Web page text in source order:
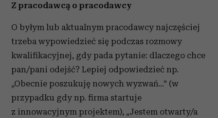
Z pracodawcą o pracodawcy
O byłym lub aktualnym pracodawcy najczęściej
trzeba wypowiedzieć się podczas rozmowy
kwalifikacyjnej, gdy pada pytanie: dlaczego chce
pan/pani odejść? Lepiej odpowiedzieć np.
„Obecnie poszukuję nowych wyzwań…” (w
przypadku gdy np. firma startuje
z innowacyjnym projektem), „Jestem otwarty/a